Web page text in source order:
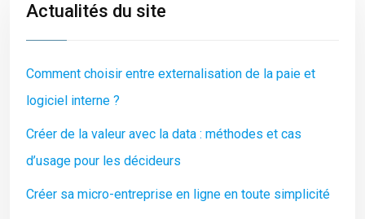
Actualités du site
Comment choisir entre externalisation de la paie et
logiciel interne ?
Créer de la valeur avec la data : méthodes et cas
d’usage pour les décideurs
Créer sa micro-entreprise en ligne en toute simplicité